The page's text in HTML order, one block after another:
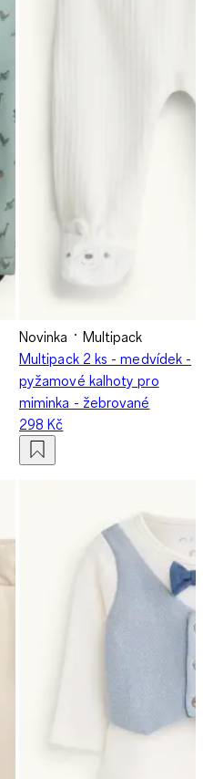
Novinka
Multipack
Multipack 2 ks - medvídek -
pyžamové kalhoty pro
miminka - žebrované
298 Kč